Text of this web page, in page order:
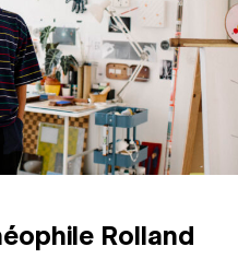
↓
Rolland